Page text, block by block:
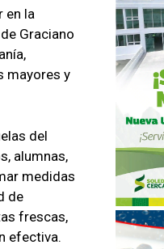
en la
Graciano
mayores y
del
alumnas,
medidas
de
frescas,
efectiva.